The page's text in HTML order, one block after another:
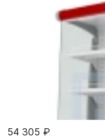
54 305 ₽